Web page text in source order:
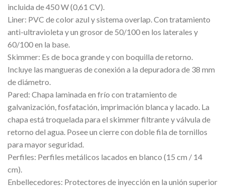
incluida de 450 W (0,61 CV).
Liner: PVC de color azul y sistema overlap. Con tratamiento
anti-ultravioleta y un grosor de 50/100 en los laterales y
60/100 en la base.
Skimmer: Es de boca grande y con boquilla de retorno.
Incluye las mangueras de conexión a la depuradora de 38 mm
de diámetro.
Pared: Chapa laminada en frío con tratamiento de
galvanización, fosfatación, imprimación blanca y lacado. La
chapa está troquelada para el skimmer filtrante y válvula de
retorno del agua. Posee un cierre con doble fila de tornillos
para mayor seguridad.
Perfiles: Perfiles metálicos lacados en blanco (15 cm / 14
cm).
Enbellecedores: Protectores de inyección en la unión superior